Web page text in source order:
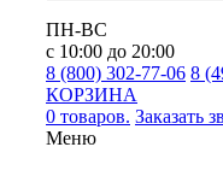
ПН-ВС
с 10:00 до 20:00
8 (800) 302-77-06 8
КОРЗИНА
0 товаров. Заказать
Меню